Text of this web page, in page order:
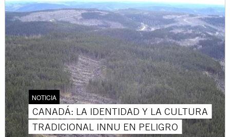
NOTICIA
CANADÁ: LA IDENTIDAD Y LA CULTURA
TRADICIONAL INNU EN PELIGRO